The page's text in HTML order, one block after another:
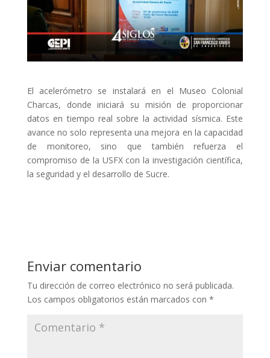
El acelerómetro se instalará en el Museo Colonial
Charcas, donde iniciará su misión de proporcionar
datos en tiempo real sobre la actividad sísmica. Este
avance no solo representa una mejora en la capacidad
de monitoreo, sino que también refuerza el
compromiso de la USFX con la investigación científica,
la seguridad y el desarrollo de Sucre.
Enviar comentario
Tu dirección de correo electrónico no será publicada.
Los campos obligatorios están marcados con *